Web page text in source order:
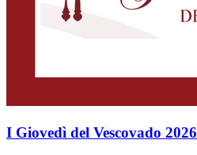
I Giovedì del Vescovado 2026